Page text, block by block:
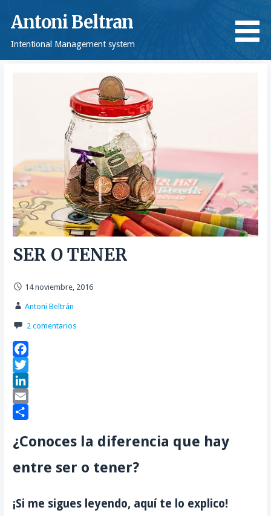
Antoni Beltran
Intentional Management system
SER O TENER
14 noviembre, 2016
Antoni Beltrán
2 comentarios
F
a
c
e
o
k
T
w
t
r
L
k
d
n
E
a
l
o
p
r
¿Conoces la diferencia que hay
entre ser o tener?
¡Si me sigues leyendo, aquí te lo explico!